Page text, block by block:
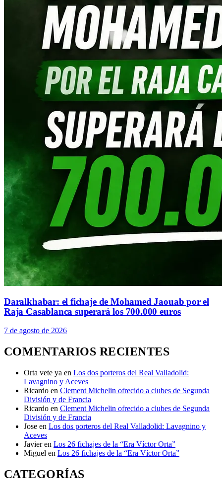
Daralkhabar: el fichaje de Mohamed Jaouab por el
Raja Casablanca superará los 700.000 euros
7 de agosto de 2026
COMENTARIOS RECIENTES
Orta vete ya en Los dos porteros del Real Valladolid:
Lavagnino y Aceves
Ricardo en Clement Michelin ofrecido a clubes de Segunda
División y de Francia
Ricardo en Clement Michelin ofrecido a clubes de Segunda
División y de Francia
Jose en Los dos porteros del Real Valladolid: Lavagnino y
Aceves
Javier en Los 26 fichajes de la “Era Víctor Orta”
Miguel en Los 26 fichajes de la “Era Víctor Orta”
CATEGORÍAS